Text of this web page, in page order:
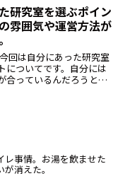
こと。・仮説駆動型とは
上で、その...
研究室を選ぶポイン
雰囲気や運営方法が
回は自分にあった研究室
についてです。自分には
合っているんだろうと悩
レ事情。お湯を飲ませた
消えた。